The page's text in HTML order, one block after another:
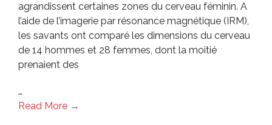
agrandissent certaines zones du cerveau féminin. A
l’aide de l’imagerie par résonance magnétique (IRM),
les savants ont comparé les dimensions du cerveau
de 14 hommes et 28 femmes, dont la moitié
prenaient des
…
Read More →